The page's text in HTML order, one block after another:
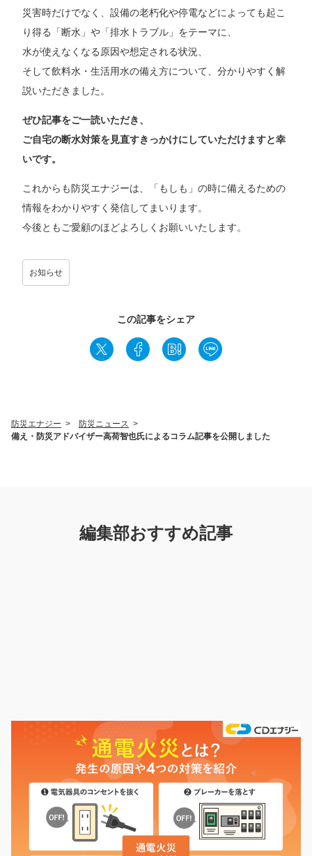
災害時だけでなく、設備の老朽化や停電などによっても起こ
り得る「断水」や「排水トラブル」をテーマに、
水が使えなくなる原因や想定される状況、
そして飲料水・生活用水の備え方について、分かりやすく解
説いただきました。
ぜひ記事をご一読いただき、
ご自宅の断水対策を見直すきっかけにしていただけますと幸
いです。
これからも防災エナジーは、「もしも」の時に備えるための
情報をわかりやすく発信してまいります。
今後ともご愛顧のほどよろしくお願いいたします。
お知らせ
この記事をシェア
防災エナジー > 防災ニュース >
備え・防災アドバイザー高荷智也氏によるコラム記事を公開しました
編集部おすすめ記事